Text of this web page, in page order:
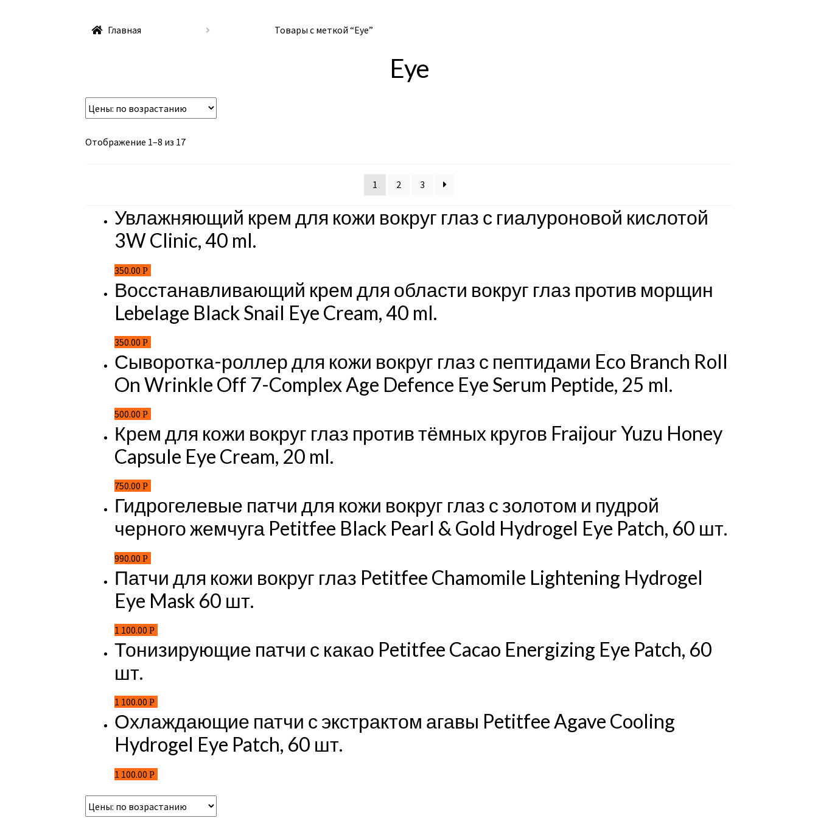
Главная Товары с меткой “Eye”
Eye
Отображение 1–8 из 17
1 2 3
Увлажняющий крем для кожи вокруг глаз с гиалуроновой кислотой
3W Clinic, 40 ml.
350.00Р
Восстанавливающий крем для области вокруг глаз против морщин
Lebelage Black Snail Eye Cream, 40 ml.
350.00Р
Сыворотка-роллер для кожи вокруг глаз с пептидами Eco Branch Roll
On Wrinkle Off 7-Complex Age Defence Eye Serum Peptide, 25 ml.
500.00Р
Крем для кожи вокруг глаз против тёмных кругов Fraijour Yuzu Honey
Capsule Eye Cream, 20 ml.
750.00Р
Гидрогелевые патчи для кожи вокруг глаз с золотом и пудрой
черного жемчуга Petitfee Black Pearl & Gold Hydrogel Eye Patch, 60 шт.
990.00Р
Патчи для кожи вокруг глаз Petitfee Chamomile Lightening Hydrogel
Eye Mask 60 шт.
1 100.00Р
Тонизирующие патчи с какао Petitfee Cacao Energizing Eye Patch, 60
шт.
1 100.00Р
Охлаждающие патчи с экстрактом агавы Petitfee Agave Cooling
Hydrogel Eye Patch, 60 шт.
1 100.00Р